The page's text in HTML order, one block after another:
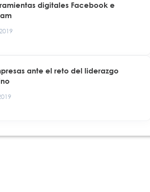
digitales Facebook e
ante el reto del liderazgo